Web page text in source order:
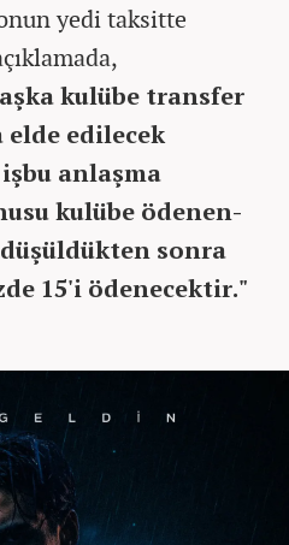
yedi taksitte
kulübe transfer
elde edilecek
anlaşma
kulübe ödenen-
sonra
15'i ödenecektir."